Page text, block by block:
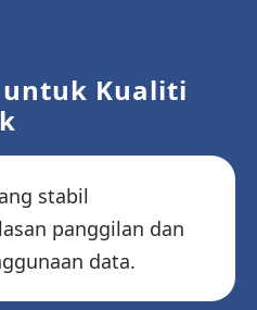
untuk Kualiti
stabil
panggilan dan
data.